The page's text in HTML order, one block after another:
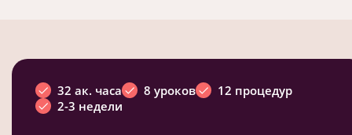
32 ак. часа 8 уроков
12 процедур
2-3 недели